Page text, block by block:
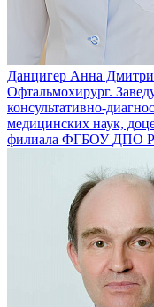
Данцигер Анна
Офтальмохирург.
консультативно-
медицинских наук,
филиала ФГБОУ ДПО